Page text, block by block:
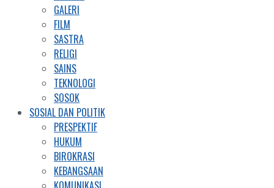
GALERI
FILM
SASTRA
RELIGI
SAINS
TEKNOLOGI
SOSOK
SOSIAL DAN POLITIK
PRESPEKTIF
HUKUM
BIROKRASI
KEBANGSAAN